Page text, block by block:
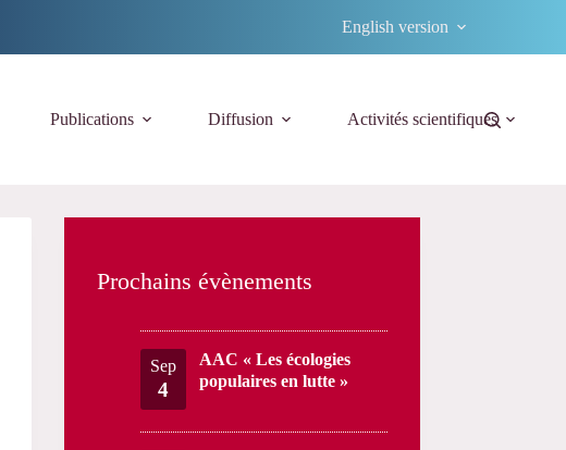
English version
Publications Diffusion Activités scientifiques
Prochains évènements
Sep
4
AAC « Les écologies
populaires en lutte »